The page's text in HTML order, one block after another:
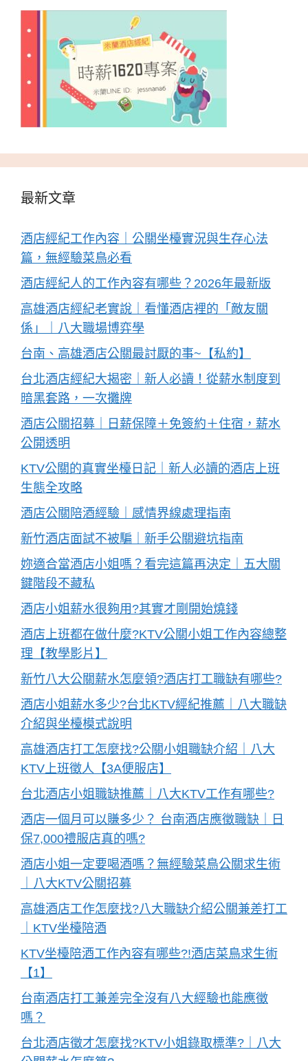
最新文章
酒店經紀工作內容｜公關坐檯實況與生存心法
篇，無經驗菜鳥必看
酒店經紀人的工作內容有哪些？2026年最新版
高雄酒店經紀老實說｜看懂酒店裡的「敵友關
係」｜八大職場博弈學
台南、高雄酒店公關最討厭的事~【私約】
台北酒店經紀大揭密｜新人必讀！從薪水制度到
暗黑套路，一次攤牌
酒店公關招募｜日薪保障＋免簽約＋住宿，薪水
公開透明
KTV公關的真實坐檯日記｜新人必讀的酒店上班
生態全攻略
酒店公關陪酒經驗｜感情界線處理指南
新竹酒店面試不被騙｜新手公關避坑指南
妳適合當酒店小姐嗎？看完這篇再決定｜五大關
鍵階段不藏私
酒店小姐薪水很夠用?其實才剛開始燒錢
酒店上班都在做什麼?KTV公關小姐工作內容總整
理【教學影片】
新竹八大公關薪水怎麼領?酒店打工職缺有哪些?
酒店小姐薪水多少?台北KTV經紀推薦｜八大職缺
介紹與坐檯模式說明
高雄酒店打工怎麼找?公關小姐職缺介紹｜八大
KTV上班徵人【3A便服店】
台北酒店小姐職缺推薦｜八大KTV工作有哪些?
酒店一個月可以賺多少？ 台南酒店應徵職缺｜日
保7,000禮服店真的嗎?
酒店小姐一定要喝酒嗎？無經驗菜鳥公關求生術
｜八大KTV公關招募
高雄酒店工作怎麼找?八大職缺介紹公關兼差打工
｜KTV坐檯陪酒
KTV坐檯陪酒工作內容有哪些?!酒店菜鳥求生術
【1】
台南酒店打工兼差完全沒有八大經驗也能應徵
嗎？
台北酒店徵才怎麼找?KTV小姐錄取標準?｜八大